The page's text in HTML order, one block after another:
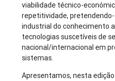
viabilidade técnico-
repetitividade,
industrial do conhecimento
tecnologias suscetíveis de
nacional/internacional em
sistemas.
Apresentamos, nesta